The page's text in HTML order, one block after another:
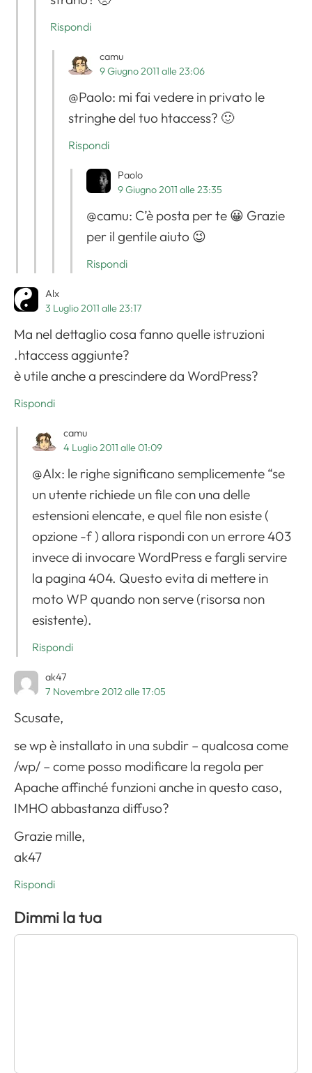
Rispondi
camu
9 Giugno 2011 alle 23:06
@Paolo: mi fai vedere in privato le
stringhe del tuo htaccess? 🙂
Rispondi
Paolo
9 Giugno 2011 alle 23:35
@camu: C’è posta per te 😀 Grazie
per il gentile aiuto 😉
Rispondi
Alx
3 Luglio 2011 alle 23:17
Ma nel dettaglio cosa fanno quelle istruzioni
.htaccess aggiunte?
è utile anche a prescindere da WordPress?
Rispondi
camu
4 Luglio 2011 alle 01:09
@Alx: le righe significano semplicemente “se
un utente richiede un file con una delle
estensioni elencate, e quel file non esiste (
opzione -f ) allora rispondi con un errore 403
invece di invocare WordPress e fargli servire
la pagina 404. Questo evita di mettere in
moto WP quando non serve (risorsa non
esistente).
Rispondi
ak47
7 Novembre 2012 alle 17:05
Scusate,
se wp è installato in una subdir – qualcosa come
/wp/ – come posso modificare la regola per
Apache affinché funzioni anche in questo caso,
IMHO abbastanza diffuso?
Grazie mille,
ak47
Rispondi
Dimmi la tua